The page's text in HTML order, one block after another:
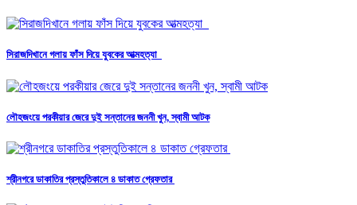
সিরাজদিখানে গলায় ফাঁস দিয়ে যুবকের আত্মহত্যা
লৌহজংয়ে পরকীয়ার জেরে দুই সন্তানের জননী খুন, স্বামী আটক
শ্রীনগরে ডাকাতির প্রস্তুতিকালে ৪ ডাকাত গ্রেফতার